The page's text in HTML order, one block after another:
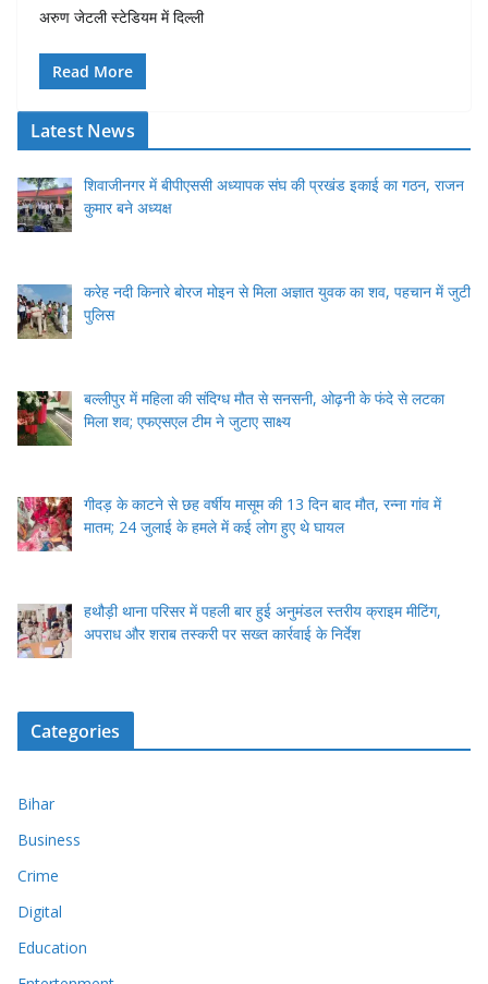
अरुण जेटली स्टेडियम में दिल्ली
Read More
Latest News
शिवाजीनगर में बीपीएससी अध्यापक संघ की प्रखंड इकाई का गठन, राजन
कुमार बने अध्यक्ष
करेह नदी किनारे बोरज मोइन से मिला अज्ञात युवक का शव, पहचान में जुटी
पुलिस
बल्लीपुर में महिला की संदिग्ध मौत से सनसनी, ओढ़नी के फंदे से लटका
मिला शव; एफएसएल टीम ने जुटाए साक्ष्य
गीदड़ के काटने से छह वर्षीय मासूम की 13 दिन बाद मौत, रन्ना गांव में
मातम; 24 जुलाई के हमले में कई लोग हुए थे घायल
हथौड़ी थाना परिसर में पहली बार हुई अनुमंडल स्तरीय क्राइम मीटिंग,
अपराध और शराब तस्करी पर सख्त कार्रवाई के निर्देश
Categories
Bihar
Business
Crime
Digital
Education